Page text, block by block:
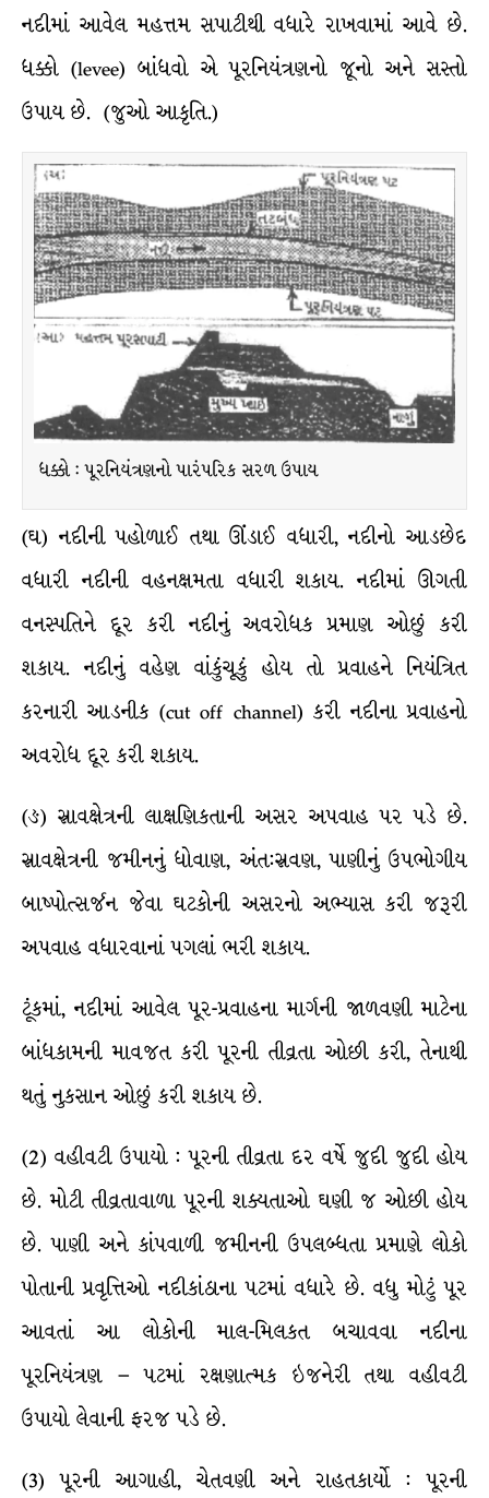
નદીમાં આવેલ મહત્તમ સપાટીથી વધારે રાખવામાં આવે છે.
ધક્કો (levee) બાંધવો એ પૂરનિયંત્રણનો જૂનો અને સસ્તો
ઉપાય છે. (જુઓ આકૃતિ.)
ધક્કો : પૂરનિયંત્રણનો પારંપરિક સરળ ઉપાય
(ઘ) નદીની પહોળાઈ તથા ઊંડાઈ વધારી, નદીનો આડછેદ
વધારી નદીની વહનક્ષમતા વધારી શકાય. નદીમાં ઊગતી
વનસ્પતિને દૂર કરી નદીનું અવરોધક પ્રમાણ ઓછું કરી
શકાય. નદીનું વહેણ વાંકુંચૂકું હોય તો પ્રવાહને નિયંત્રિત
કરનારી આડનીક (cut off channel) કરી નદીના પ્રવાહનો
અવરોધ દૂર કરી શકાય.
(ઙ) સ્રાવક્ષેત્રની લાક્ષણિકતાની અસર અપવાહ પર પડે છે.
સ્રાવક્ષેત્રની જમીનનું ધોવાણ, અંત:સ્રવણ, પાણીનું ઉપભોગીય
બાષ્પોત્સર્જન જેવા ઘટકોની અસરનો અભ્યાસ કરી જરૂરી
અપવાહ વધારવાનાં પગલાં ભરી શકાય.
ટૂંકમાં, નદીમાં આવેલ પૂર-પ્રવાહના માર્ગની જાળવણી માટેના
બાંધકામની માવજત કરી પૂરની તીવ્રતા ઓછી કરી, તેનાથી
થતું નુકસાન ઓછું કરી શકાય છે.
(2) વહીવટી ઉપાયો : પૂરની તીવ્રતા દર વર્ષે જુદી જુદી હોય
છે. મોટી તીવ્રતાવાળા પૂરની શક્યતાઓ ઘણી જ ઓછી હોય
છે. પાણી અને કાંપવાળી જમીનની ઉપલબ્ધતા પ્રમાણે લોકો
પોતાની પ્રવૃત્તિઓ નદીકાંઠાના પટમાં વધારે છે. વધુ મોટું પૂર
આવતાં આ લોકોની માલ-મિલકત બચાવવા નદીના
પૂરનિયંત્રણ – પટમાં રક્ષણાત્મક ઇજનેરી તથા વહીવટી
ઉપાયો લેવાની ફરજ પડે છે.
(3) પૂરની આગાહી, ચેતવણી અને રાહતકાર્યો : પૂરની